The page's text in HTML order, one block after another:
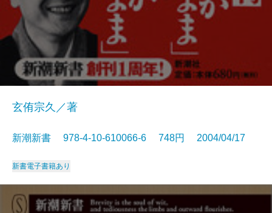
玄侑宗久／著
新潮新書 978-4-10-610066-6 748円 2004/04/17
新書電子書籍あり